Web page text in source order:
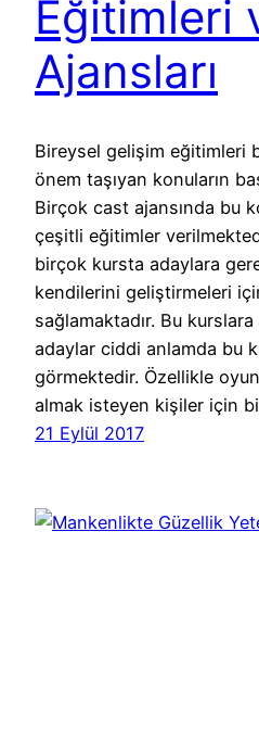
Eğitimleri
Ajansları
Bireysel gelişim eğitimleri
önem taşıyan konuların
Birçok cast ajansında bu
çeşitli eğitimler
birçok kursta adaylara
kendilerini geliştirmeleri
sağlamaktadır. Bu kurslara
adaylar ciddi anlamda bu
görmektedir. Özellikle
almak isteyen kişiler için
21 Eylül 2017